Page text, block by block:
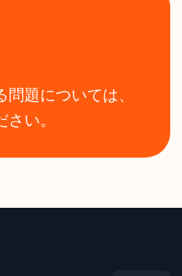
題については、
い。